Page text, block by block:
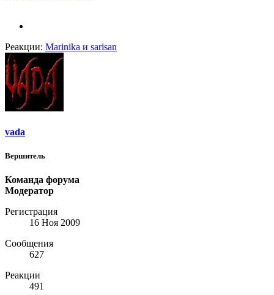
Реакции: Marinika и sarisan
vada
Вершитель
Команда форума
Модератор
Регистрация
16 Ноя 2009
Сообщения
627
Реакции
491